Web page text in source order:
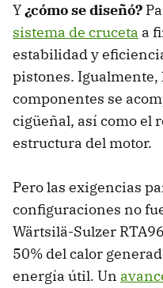
Y¿cómo se diseñó?
sistema de cruceta a
estabilidad y
pistones. Igualmente,
componentes se
cigüeñal, así como el
estructura del motor.
Pero las exigencias
configuraciones no
Wärtsilä-Sulzer
50% del calor
energía útil. Un